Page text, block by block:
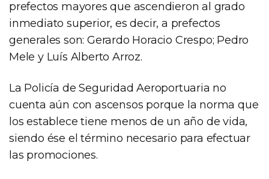
prefectos mayores que ascendieron al grado
inmediato superior, es decir, a prefectos
generales son: Gerardo Horacio Crespo; Pedro
Mele y Luís Alberto Arroz.
La Policía de Seguridad Aeroportuaria no
cuenta aún con ascensos porque la norma que
los establece tiene menos de un año de vida,
siendo ése el término necesario para efectuar
las promociones.